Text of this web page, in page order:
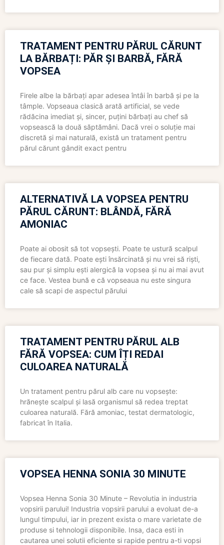
TRATAMENT PENTRU PĂRUL CĂRUNT
LA BĂRBAȚI: PĂR ȘI BARBĂ, FĂRĂ
VOPSEA
Firele albe la bărbați apar adesea întâi în barbă și pe la
tâmple. Vopseaua clasică arată artificial, se vede
rădăcina imediat și, sincer, puțini bărbați au chef să
vopsească la două săptămâni. Dacă vrei o soluție mai
discretă și mai naturală, există un tratament pentru
părul cărunt gândit exact pentru
ALTERNATIVĂ LA VOPSEA PENTRU
PĂRUL CĂRUNT: BLÂNDĂ, FĂRĂ
AMONIAC
Poate ai obosit să tot vopsești. Poate te ustură scalpul
de fiecare dată. Poate ești însărcinată și nu vrei să riști,
sau pur și simplu ești alergică la vopsea și nu ai mai avut
ce face. Vestea bună e că vopseaua nu este singura
cale să scapi de aspectul părului
TRATAMENT PENTRU PĂRUL ALB
FĂRĂ VOPSEA: CUM ÎȚI REDAI
CULOAREA NATURALĂ
Un tratament pentru părul alb care nu vopsește:
hrănește scalpul și lasă organismul să redea treptat
culoarea naturală. Fără amoniac, testat dermatologic,
fabricat în Italia.
VOPSEA HENNA SONIA 30 MINUTE
Vopsea Henna Sonia 30 Minute – Revolutia in industria
vopsirii parului! Industria vopsirii parului a evoluat de-a
lungul timpului, iar in prezent exista o mare varietate de
produse si tehnologii disponibile. Insa, daca esti in
cautarea unei solutii eficiente si rapide pentru a-ti vopsi